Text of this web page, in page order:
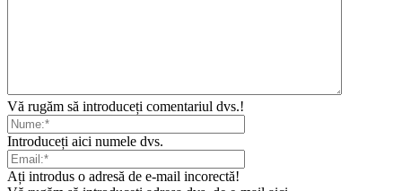
Vă rugăm să introduceți comentariul dvs.!
Introduceți aici numele dvs.
Ați introdus o adresă de e-mail incorectă!